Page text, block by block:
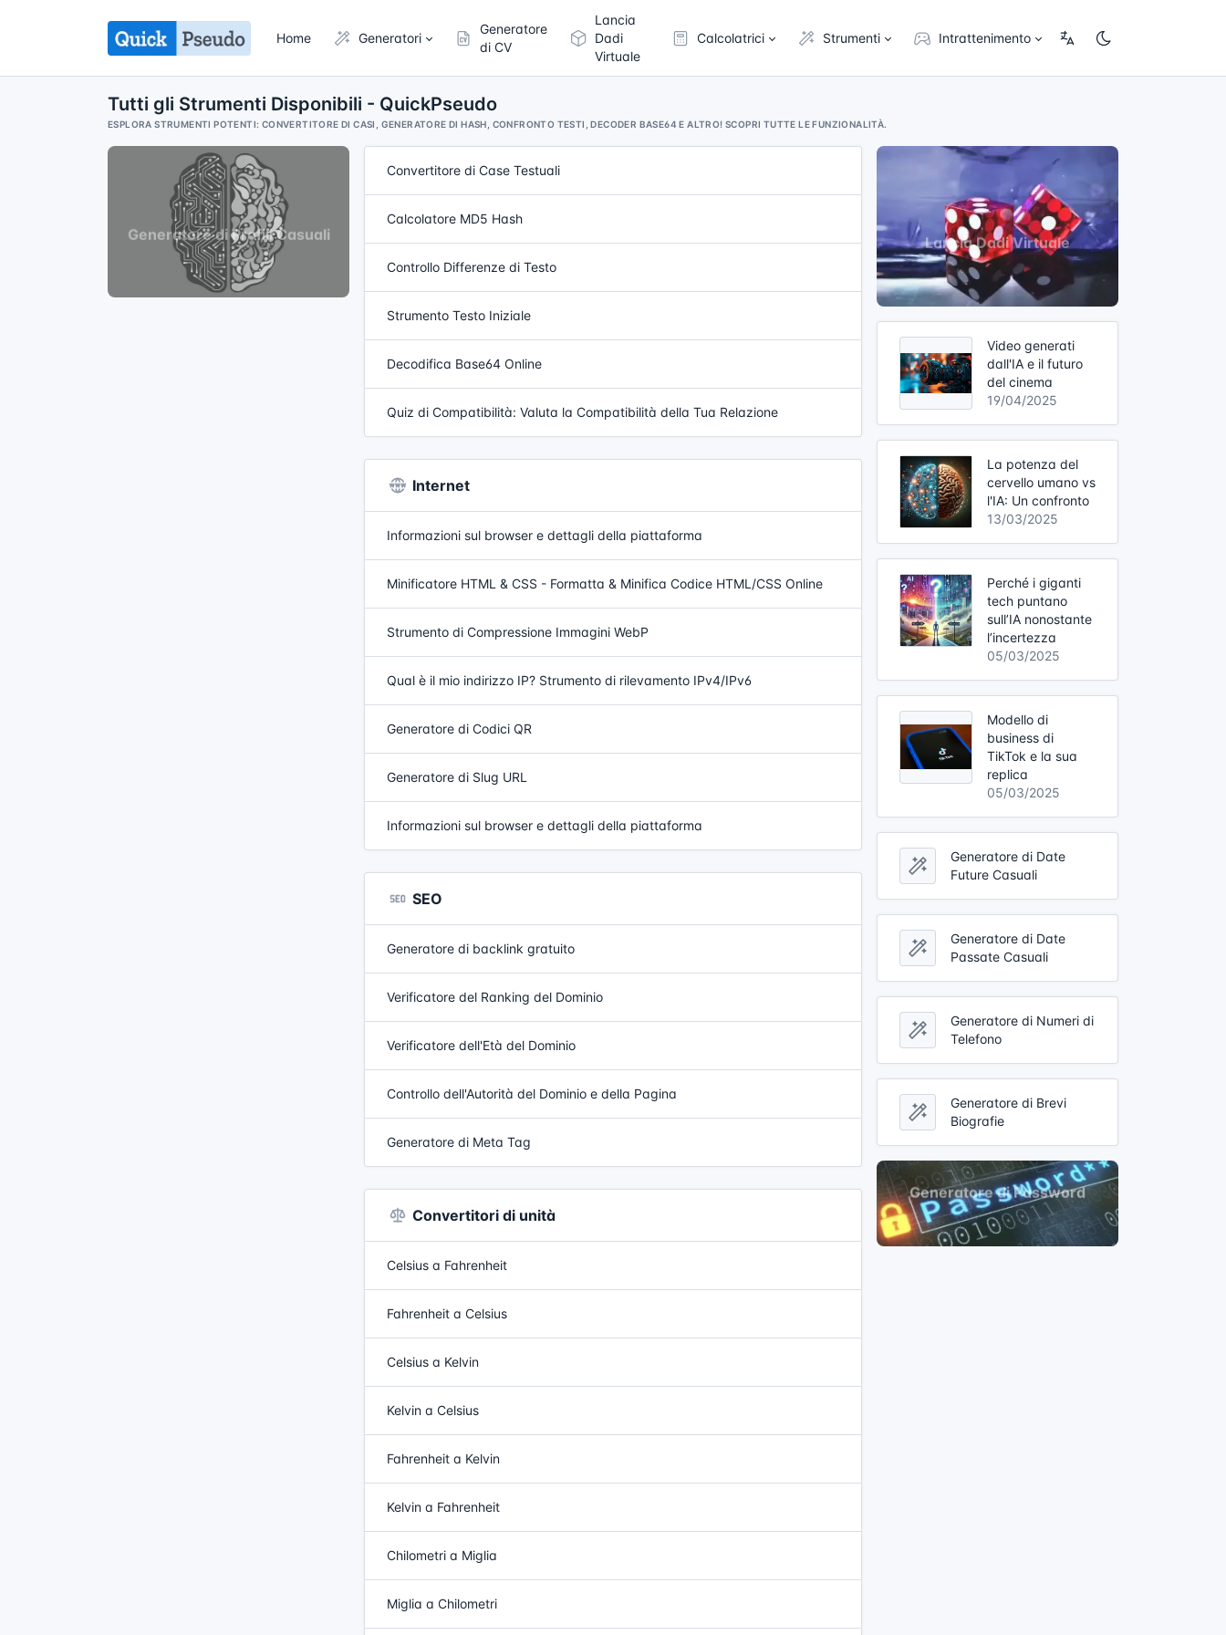
Home Generatori
Generatore
di CV
Lancia
Dadi
Virtuale
Calcolatrici Strumenti Intrattenimento
Tutti gli Strumenti Disponibili - QuickPseudo
ESPLORA STRUMENTI POTENTI: CONVERTITORE DI CASI, GENERATORE DI HASH, CONFRONTO TESTI, DECODER BASE64 E ALTRO! SCOPRI TUTTE LE FUNZIONALITÀ.
Convertitore di Case Testuali
Calcolatore MD5 Hash
Controllo Differenze di Testo
Strumento Testo Iniziale
Decodifica Base64 Online
Quiz di Compatibilità: Valuta la Compatibilità della Tua Relazione
Internet
Informazioni sul browser e dettagli della piattaforma
Minificatore HTML & CSS - Formatta & Minifica Codice HTML/CSS Online
Strumento di Compressione Immagini WebP
Qual è il mio indirizzo IP? Strumento di rilevamento IPv4/IPv6
Generatore di Codici QR
Generatore di Slug URL
Informazioni sul browser e dettagli della piattaforma
SEO
Generatore di backlink gratuito
Verificatore del Ranking del Dominio
Verificatore dell'Età del Dominio
Controllo dell'Autorità del Dominio e della Pagina
Generatore di Meta Tag
Convertitori di unità
Celsius a Fahrenheit
Fahrenheit a Celsius
Celsius a Kelvin
Kelvin a Celsius
Fahrenheit a Kelvin
Kelvin a Fahrenheit
Chilometri a Miglia
Miglia a Chilometri
Video generati
dall'IA e il futuro
del cinema
19/04/2025
La potenza del
cervello umano vs
l'IA: Un confronto
13/03/2025
Perché i giganti
tech puntano
sull’IA nonostante
l’incertezza
05/03/2025
Modello di
business di
TikTok e la sua
replica
05/03/2025
Generatore di Date
Future Casuali
Generatore di Date
Passate Casuali
Generatore di Numeri di
Telefono
Generatore di Brevi
Biografie